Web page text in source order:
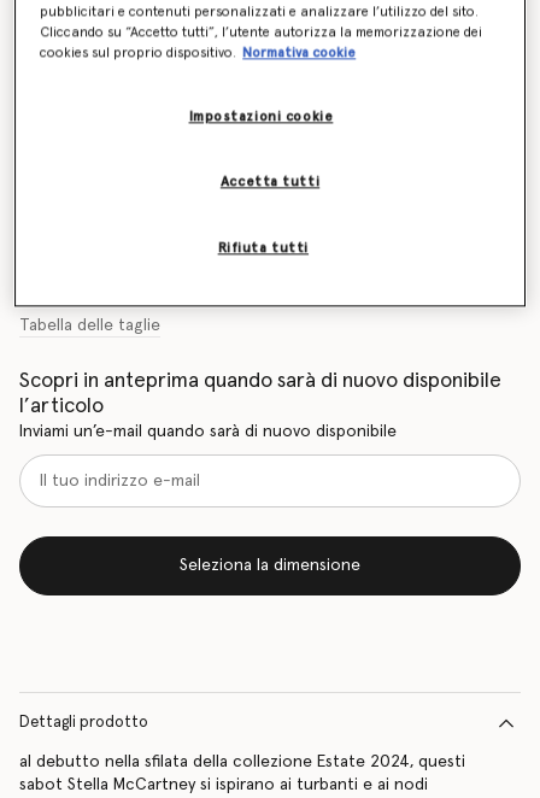
Sabot intrecciati in Alter Mat Terra
Prezzo ridotto da
CHF715.00aCHF429.00
Seleziona la dimensione (Italian)
Tabella delle taglie
Scopri in anteprima quando sarà di nuovo disponibile
l’articolo
Inviami un’e-mail quando sarà di nuovo disponibile
Seleziona la dimensione
Dettagli prodotto
al debutto nella sfilata della collezione Estate 2024, questi
sabot Stella McCartney si ispirano ai turbanti e ai nodi
pubblicitari e contenuti personalizzati e analizzare l’utilizzo del sito.
Cliccando su “Accetto tutti”, l’utente autorizza la memorizzazione dei
cookies sul proprio dispositivo.
Normativa cookie
Impostazioni cookie
Rifiuta tutti
Accetta tutti